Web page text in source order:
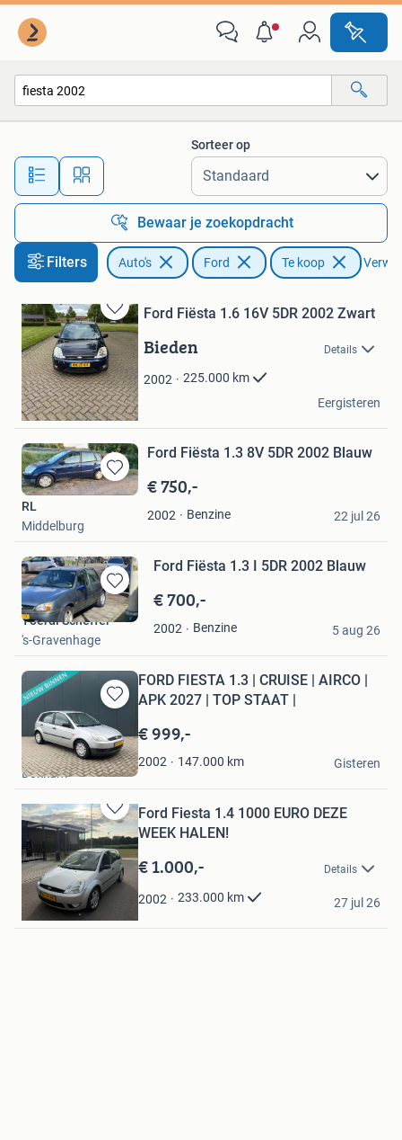
Alle afstanden…
Sorteer op
Bewaar je zoekopdracht
Filters Auto's Ford Te koop
Bewaren
in
Mijn
Favorieten
Ford Fiësta 1.6 16V 5DR 2002 Zwart
Bieden Details
2002 225.000 km
Moai brûkt
Dokkum
Eergisteren
Bewaren
in
Ford Fiësta 1.3 8V 5DR 2002 Blauw
€ 750,-
2002 Benzine
RL
Middelburg
22 jul 26
Bewaren
in
Mijn
Favorieten
Ford Fiësta 1.3 I 5DR 2002 Blauw
€ 700,-
2002 Benzine
Yoerdi Scheffer
's-Gravenhage
5 aug 26
Bewaren
in
Mijn
Favorieten
FORD FIESTA 1.3 | CRUISE | AIRCO |
APK 2027 | TOP STAAT |
€ 999,-
2002 147.000 km
Bosline Cars
Dokkum
Gisteren
Bewaren
in
Mijn
Favorieten
Ford Fiesta 1.4 1000 EURO DEZE
WEEK HALEN!
€ 1.000,- Details
2002 233.000 km
LJ Scooters
Hoogeveen
27 jul 26